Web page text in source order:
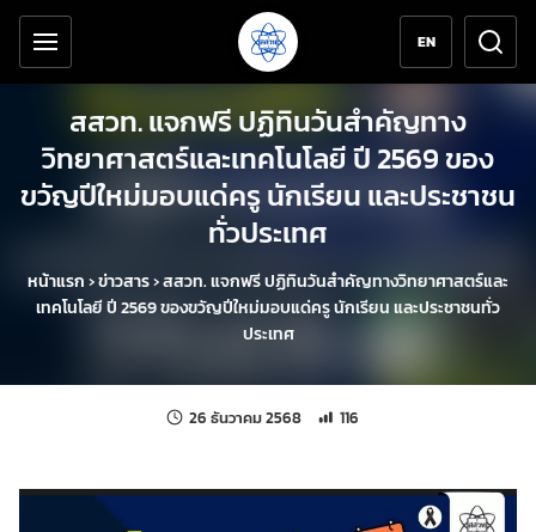
ข้ามไปยังเนื้อหาหลัก
เครื่องมือช่วยเหลือ
EN
สสวท. แจกฟรี ปฏิทินวันสำคัญทาง
วิทยาศาสตร์และเทคโนโลยี ปี 2569 ของ
ขวัญปีใหม่มอบแด่ครู นักเรียน และประชาชน
ทั่วประเทศ
หน้าแรก›ข่าวสาร›สสวท. แจกฟรี ปฏิทินวันสำคัญทางวิทยาศาสตร์และ
เทคโนโลยี ปี 2569 ของขวัญปีใหม่มอบแด่ครู นักเรียน และประชาชนทั่ว
ประเทศ
26 ธันวาคม 2568 แก้ไขล่าสุดเมื่อ:
จำนวนการเข้าชม 116 ครั้ง
116